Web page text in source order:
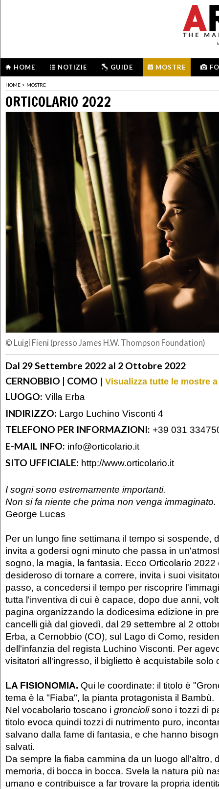
HOME NOTIZIE GUIDE MOSTRE
HOME > MOSTRE
ORTICOLARIO 2022
© Luigi Fieni (presso James H.W. Thompson Foundation)
Dal 29 Settembre 2022 al 2 Ottobre 2022
CERNOBBIO | COMO | Visualizza tutte le mostre
LUOGO: Villa Erba
INDIRIZZO: Largo Luchino Visconti 4
TELEFONO PER INFORMAZIONI: +39 031
E-MAIL INFO: info@orticolario.it
SITO UFFICIALE: http://www.orticolario.it
I sogni sono estremamente importanti.
Non si fa niente che prima non venga immaginato.
George Lucas
Per un lungo fine settimana il tempo si sospende,
invita a godersi ogni minuto che passa in
sogno, la magia, la fantasia. Ecco Orticolario
desideroso di tornare a correre, invita i suoi
passo, a concedersi il tempo per riscoprire
tutta l'inventiva di cui è capace, dopo due anni,
pagina organizzando la dodicesima edizione in
cancelli già dal giovedì, dal 29 settembre al 2
Erba, a Cernobbio (CO), sul Lago di Como,
dell'infanzia del regista Luchino Visconti. Per
visitatori all'ingresso, il biglietto è acquistabile solo
LA FISIONOMIA. Qui le coordinate: il titolo è
tema è la "Fiaba", la pianta protagonista il Bambù.
Nel vocabolario toscano i gronciolisono i tozzi di
titolo evoca quindi tozzi di nutrimento puro,
salvano dalla fame di fantasia, e che hanno
salvati.
Da sempre la fiaba cammina da un luogo all'altro,
memoria, di bocca in bocca. Svela la natura più
umano e contribuisce a far trovare la propria